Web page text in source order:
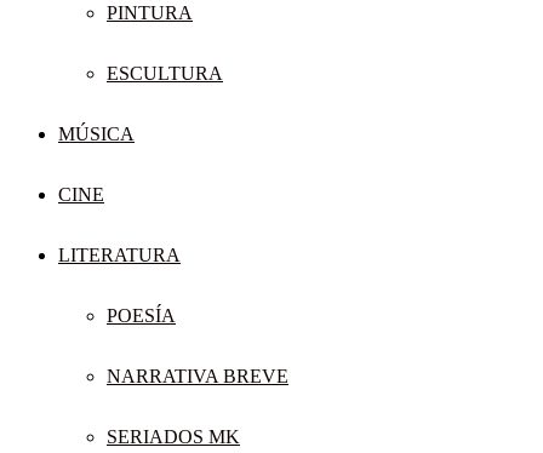
PINTURA
ESCULTURA
MÚSICA
CINE
LITERATURA
POESÍA
NARRATIVA BREVE
SERIADOS MK